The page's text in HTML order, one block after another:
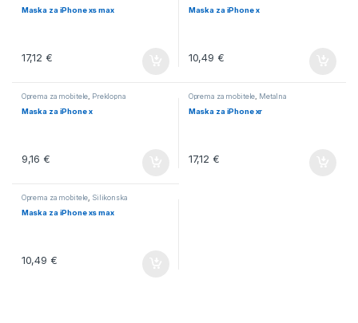
Maska za iPhone xs max
17,12 €
Maska za iPhone x
10,49 €
Oprema za mobitele Preklopna
Maska za iPhone x
9,16 €
Oprema za mobitele Metalna
Maska za iPhone xr
17,12 €
Oprema za mobitele Silikonska
Maska za iPhone xs max
10,49 €